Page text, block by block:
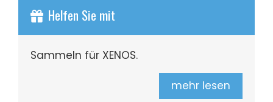
Helfen Sie mit
Sammeln für XENOS.
mehr lesen